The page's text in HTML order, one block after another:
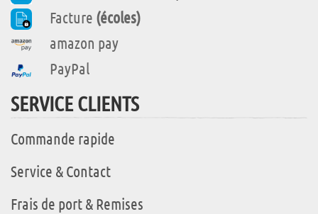
Facture (écoles)
amazon pay
PayPal
SERVICE CLIENTS
Commande rapide
Service & Contact
Frais de port & Remises